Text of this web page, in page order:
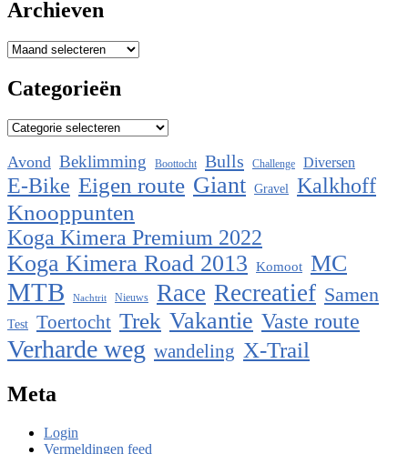
Archieven
Archieven
Categorieën
Categorieën
Avond Beklimming Boottocht Bulls Challenge Diversen
E-Bike Eigen route Giant Gravel Kalkhoff
Knooppunten
Koga Kimera Premium 2022
Koga Kimera Road 2013 Komoot MC
MTB Nachtrit Nieuws Race Recreatief Samen
Test Toertocht Trek Vakantie Vaste route
Verharde weg wandeling X-Trail
Meta
Login
Vermeldingen feed